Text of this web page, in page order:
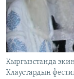
АЗАТТЫК+
ЫҢГАЙСЫЗ
ЭЕ/АРнун
Кыргызстанда
Клаустардын